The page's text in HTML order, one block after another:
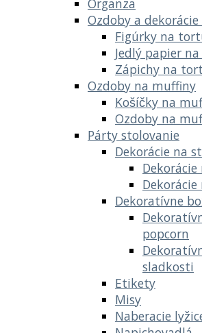
Ozdoby a
Figúrky na
Jedlý papier
Zápichy na
Ozdoby na muffiny
Košíčky na
Ozdoby na
Párty stolovanie
Dekorácie na
Dekoratívne
popcorn
sladkosti
Etikety
Misy
Naberacie